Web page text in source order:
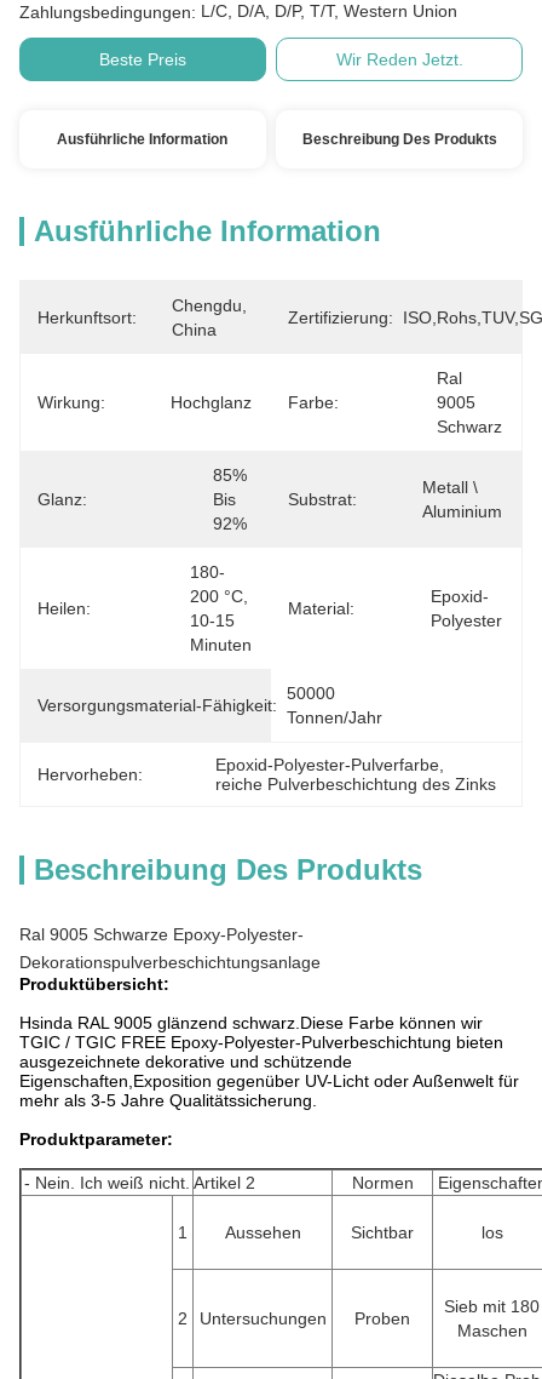
Zahlungsbedingungen: L/C, D/A, D/P, T/T, Western Union
Beste Preis Wir Reden Jetzt.
Ausführliche Information Beschreibung Des Produkts
Ausführliche Information
Herkunftsort:
Chengdu,
China
Zertifizierung:
Wirkung: Hochglanz Farbe:
Ral
9005
Schwarz
Glanz:
85%
Bis
92%
Substrat:
Metall \
Aluminium
Heilen:
180-
200 °C,
10-15
Minuten
Material:
Epoxid-
Polyester
Versorgungsmaterial-Fähigkeit:
50000
Tonnen/Jahr
Hervorheben: Epoxid-Polyester-Pulverfarbe
reiche Pulverbeschichtung des Zinks
Beschreibung Des Produkts
Ral 9005 Schwarze Epoxy-Polyester-
Dekorationspulverbeschichtungsanlage
Produktübersicht:
Hsinda RAL 9005 glänzend schwarz.Diese Farbe können wir
TGIC / TGIC FREE Epoxy-Polyester-Pulverbeschichtung bieten
ausgezeichnete dekorative und schützende
Eigenschaften,Exposition gegenüber UV-Licht oder Außenwelt für
mehr als 3-5 Jahre Qualitätssicherung.
Produktparameter:
- Nein. Ich weiß nicht. Artikel 2 Normen
1 Aussehen Sichtbar los
2 Untersuchungen Proben
Sieb mit 180
Maschen